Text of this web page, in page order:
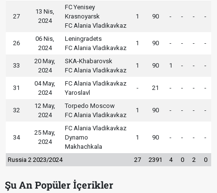
27
13 Nis,
2024
FC Yenisey
Krasnoyarsk
FC Alania Vladikavkaz
1 90 - - - -
26
06 Nis,
2024
Leningradets
FC Alania Vladikavkaz
1 90 - - - -
33
20 May,
2024
SKA-Khabarovsk
FC Alania Vladikavkaz
1 90 1 - - -
31
04 May,
2024
FC Alania Vladikavkaz
Yaroslavl
- 21 - - - -
32
12 May,
2024
Torpedo Moscow
FC Alania Vladikavkaz
1 90 - - - -
34
25 May,
2024
FC Alania Vladikavkaz
Dynamo
Makhachkala
1 90 - - - -
Russia 2 2023/2024 27 2391 4 0 2 0
Şu An Popüler İçerikler